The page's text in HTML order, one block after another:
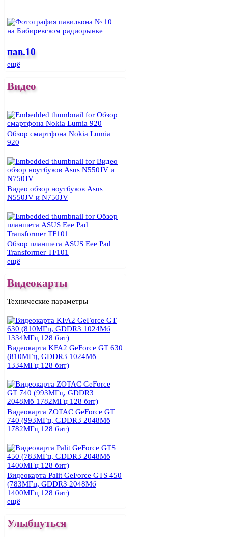
пав.10
ещё
Видео
Обзор смартфона Nokia Lumia
920
Видео обзор ноутбуков Asus
N550JV и N750JV
Обзор планшета ASUS Eee Pad
Transformer TF101
ещё
Видеокарты
Технические параметры
Видеокарта KFA2 GeForce GT 630
(810МГц, GDDR3 1024Мб
1334МГц 128 бит)
Видеокарта ZOTAC GeForce GT
740 (993МГц, GDDR3 2048Мб
1782МГц 128 бит)
Видеокарта Palit GeForce GTS 450
(783МГц, GDDR3 2048Мб
1400МГц 128 бит)
ещё
Улыбнуться